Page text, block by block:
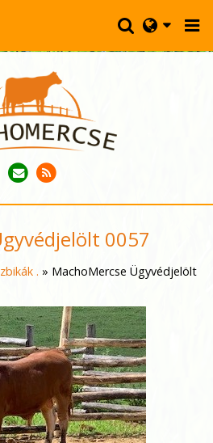
0057
. » MachoMercse Ügyvédjelölt